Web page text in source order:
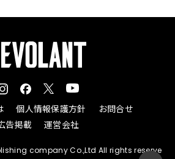
個人情報保護方針
お問合せ
告掲載
運営会社
company Co.,Ltd All rights reserve